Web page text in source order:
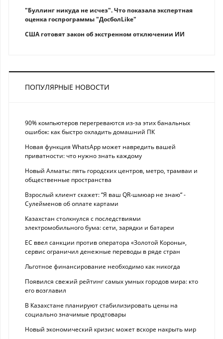
"Буллинг никуда не исчез". Что показала экспертная
оценка госпрограммы "ДосболLike"
США готовят закон об экстренном отключении ИИ
ПОПУЛЯРНЫЕ НОВОСТИ
90% компьютеров перегреваются из-за этих банальных
ошибок: как быстро охладить домашний ПК
Новая функция WhatsApp может навредить вашей
приватности: что нужно знать каждому
Новый Алматы: пять городских центров, метро, трамваи и
общественные пространства
Взрослый клиент скажет: “Я ваш QR-шмюар не знаю“ -
Сулейменов об оплате картами
Казахстан столкнулся с последствиями
электромобильного бума: сети, зарядки и батареи
ЕС ввел санкции против оператора «Золотой Короны»,
сервис ограничил денежные переводы в ряде стран
Льготное финансирование необходимо как никогда
Появился свежий рейтинг самых умных городов мира: кто
его возглавил
В Казахстане планируют стабилизировать цены на
социально значимые продтовары
Новый экономический кризис может вскоре накрыть мир